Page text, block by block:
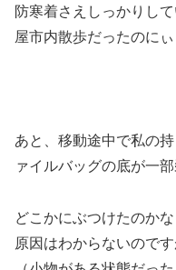
防寒着さえしっかりし
屋市内散歩だったのに
あと、移動途中で私の
ァイルバッグの底が一
どこかにぶつけたのかな
原因はわからないので